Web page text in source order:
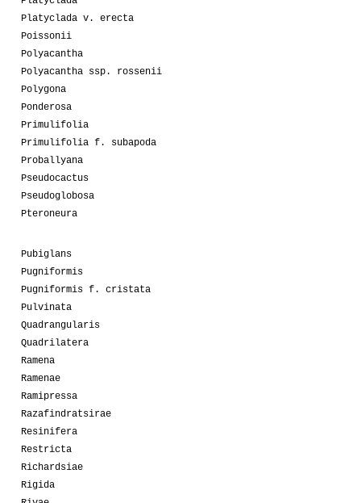
Platyclada v. erecta
Poissonii
Polyacantha
Polyacantha ssp. rossenii
Polygona
Ponderosa
Primulifolia
Primulifolia f. subapoda
Proballyana
Pseudocactus
Pseudoglobosa
Pteroneura
Pubiglans
Pugniformis
Pugniformis f. cristata
Pulvinata
Quadrangularis
Quadrilatera
Ramena
Ramenae
Ramipressa
Razafindratsirae
Resinifera
Restricta
Richardsiae
Rigida